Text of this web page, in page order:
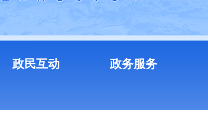
政民互动 政务服务